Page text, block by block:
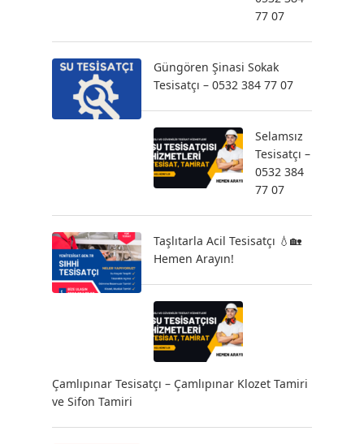
77 07
Güngören Şinasi Sokak
Tesisatçı – 0532 384 77 07
Selamsız
Tesisatçı –
0532 384
77 07
Taşlıtarla Acil Tesisatçı 💧🏡
Hemen Arayın!
Çamlıpınar Tesisatçı – Çamlıpınar Klozet Tamiri
ve Sifon Tamiri